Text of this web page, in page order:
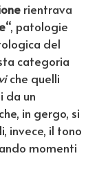
rientrava
“, patologie
del
categoria
che quelli
da un
in gergo, si
invece, il tono
momenti